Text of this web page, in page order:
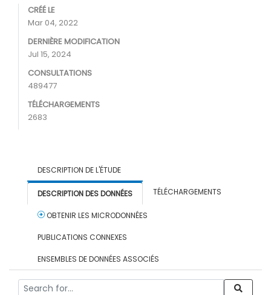
CRÉÉ LE
Mar 04, 2022
DERNIÈRE MODIFICATION
Jul 15, 2024
CONSULTATIONS
489477
TÉLÉCHARGEMENTS
2683
DESCRIPTION DE L'ÉTUDE
DESCRIPTION DES DONNÉES TÉLÉCHARGEMENTS
OBTENIR LES MICRODONNÉES
PUBLICATIONS CONNEXES
ENSEMBLES DE DONNÉES ASSOCIÉS